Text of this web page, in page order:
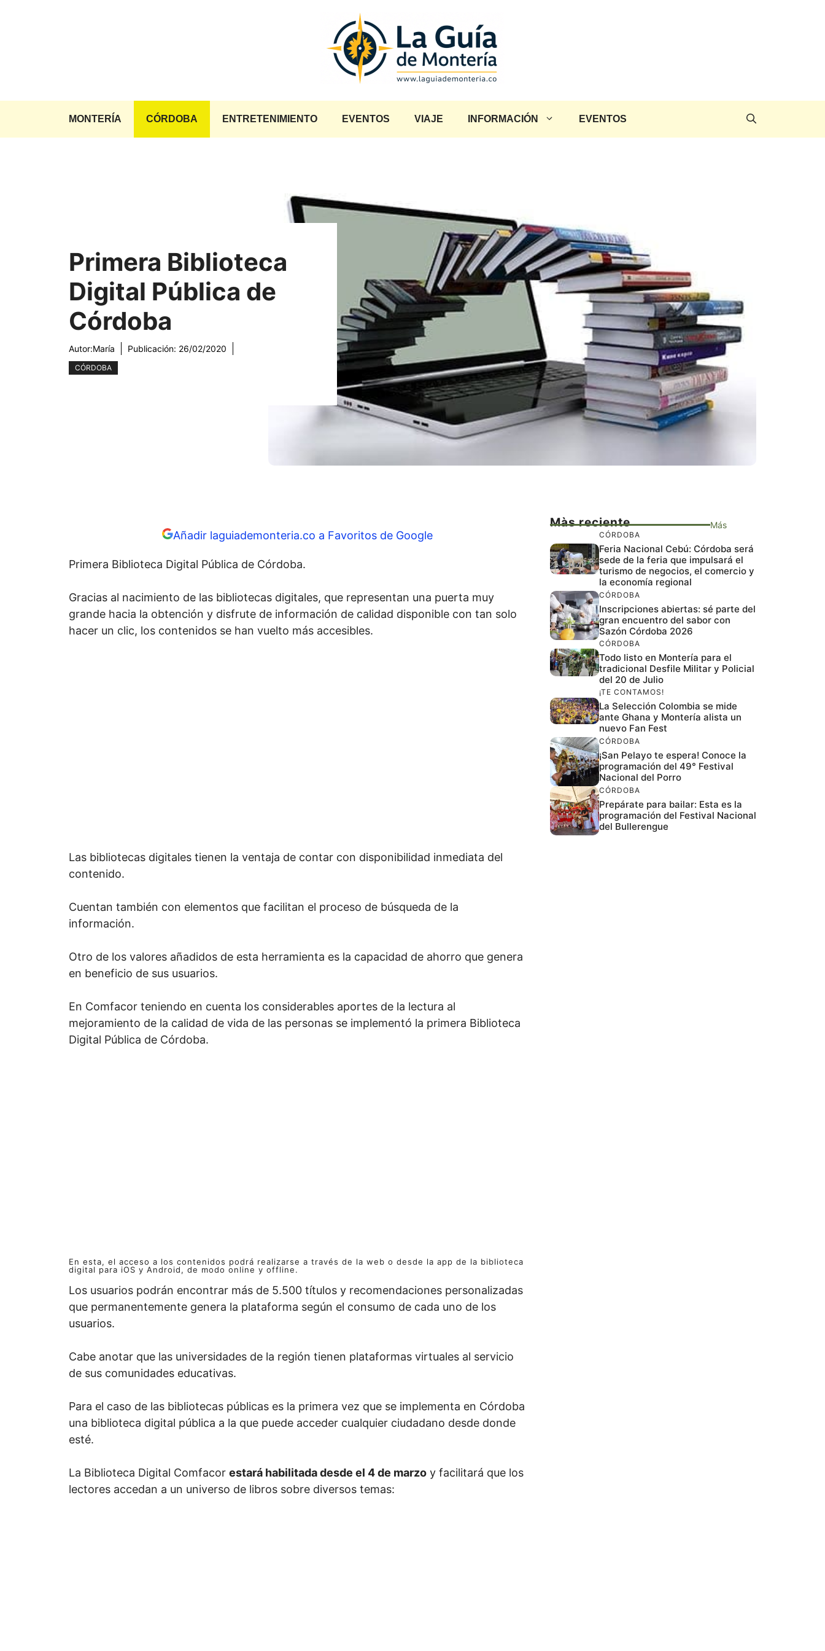
MONTERÍA CÓRDOBA ENTRETENIMIENTO EVENTOS VIAJE INFORMACIÓN EVENTOS
Primera Biblioteca
Digital Pública de
Córdoba
Autor:María Publicación: 26/02/2020
CÓRDOBA
Añadir laguiademonteria.co a Favoritos de Google
Primera Biblioteca Digital Pública de Córdoba.
Gracias al nacimiento de las bibliotecas digitales, que representan una puerta muy
grande hacia la obtención y disfrute de información de calidad disponible con tan solo
hacer un clic, los contenidos se han vuelto más accesibles.
Las bibliotecas digitales tienen la ventaja de contar con disponibilidad inmediata del
contenido.
Cuentan también con elementos que facilitan el proceso de búsqueda de la
información.
Otro de los valores añadidos de esta herramienta es la capacidad de ahorro que genera
en beneficio de sus usuarios.
En Comfacor teniendo en cuenta los considerables aportes de la lectura al
mejoramiento de la calidad de vida de las personas se implementó la primera Biblioteca
Digital Pública de Córdoba.
En esta, el acceso a los contenidos podrá realizarse a través de la web o desde la app de la biblioteca
digital para iOS y Android, de modo online y offline.
Los usuarios podrán encontrar más de 5.500 títulos y recomendaciones personalizadas
que permanentemente genera la plataforma según el consumo de cada uno de los
usuarios.
Cabe anotar que las universidades de la región tienen plataformas virtuales al servicio
de sus comunidades educativas.
Para el caso de las bibliotecas públicas es la primera vez que se implementa en Córdoba
una biblioteca digital pública a la que puede acceder cualquier ciudadano desde donde
esté.
La Biblioteca Digital Comfacor estará habilitada desde el 4 de marzo y facilitará que los
lectores accedan a un universo de libros sobre diversos temas:
Màs reciente Más
CÓRDOBA
Feria Nacional Cebú: Córdoba será
sede de la feria que impulsará el
turismo de negocios, el comercio y
la economía regional
CÓRDOBA
Inscripciones abiertas: sé parte del
gran encuentro del sabor con
Sazón Córdoba 2026
CÓRDOBA
Todo listo en Montería para el
tradicional Desfile Militar y Policial
del 20 de Julio
¡TE CONTAMOS!
La Selección Colombia se mide
ante Ghana y Montería alista un
nuevo Fan Fest
CÓRDOBA
¡San Pelayo te espera! Conoce la
programación del 49° Festival
Nacional del Porro
CÓRDOBA
Prepárate para bailar: Esta es la
programación del Festival Nacional
del Bullerengue